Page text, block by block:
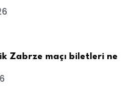
Zabrze maçı biletleri ne